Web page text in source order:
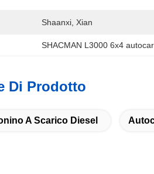
Shaanxi, Xian
SHACMAN L3000 6x4
Di Prodotto
A Scarico Diesel